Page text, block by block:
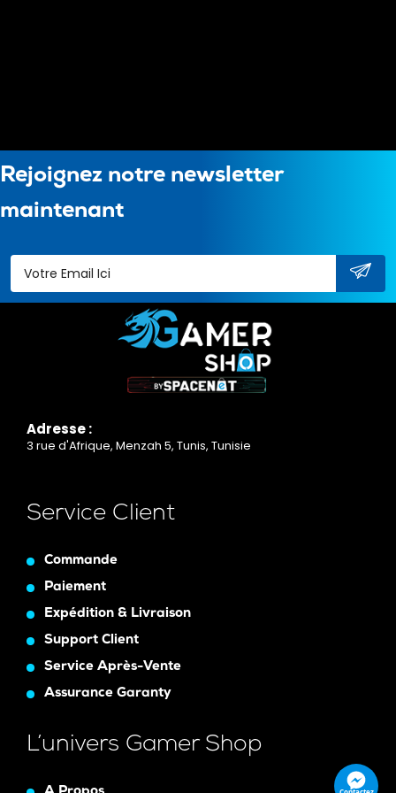
Rejoignez notre newsletter
maintenant
Adresse :
3 rue d'Afrique, Menzah 5, Tunis, Tunisie
Service Client
Commande
Paiement
Expédition & Livraison
Support Client
Service Après-Vente
Assurance Garanty
L’univers Gamer Shop